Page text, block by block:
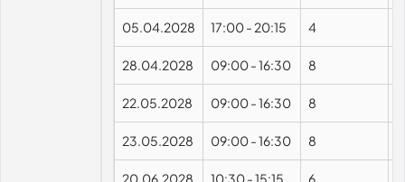
05.04.2028 17:00- 20:15 4
28.04.2028 09:00-16:30 8
22.05.2028 09:00-16:30 8
23.05.2028 09:00-16:30 8